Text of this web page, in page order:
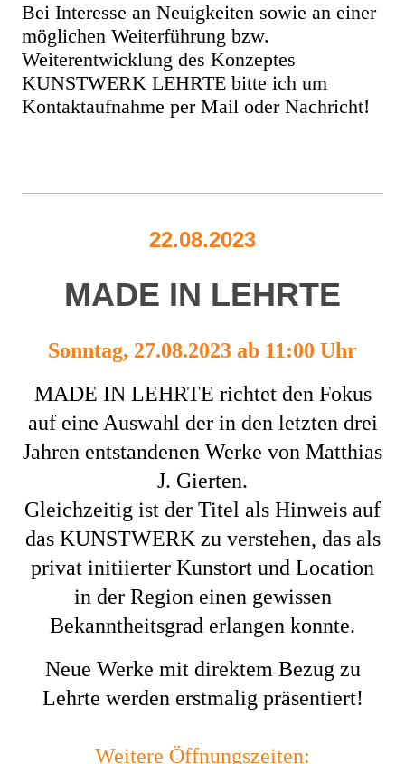
Bei Interesse an Neuigkeiten sowie an einer
möglichen Weiterführung bzw.
Weiterentwicklung des Konzeptes
KUNSTWERK LEHRTE bitte ich um
Kontaktaufnahme per Mail oder Nachricht!
22.08.2023
MADE IN LEHRTE
Sonntag, 27.08.2023 ab 11:00 Uhr
MADE IN LEHRTE richtet den Fokus
auf eine Auswahl der in den letzten drei
Jahren entstandenen Werke von Matthias
J. Gierten.
Gleichzeitig ist der Titel als Hinweis auf
das KUNSTWERK zu verstehen, das als
privat initiierter Kunstort und Location
in der Region einen gewissen
Bekanntheitsgrad erlangen konnte.
Neue Werke mit direktem Bezug zu
Lehrte werden erstmalig präsentiert!
Weitere Öffnungszeiten: